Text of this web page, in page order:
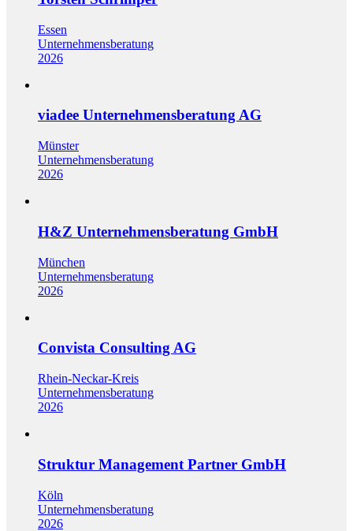
Essen
Unternehmensberatung
2026
viadee Unternehmensberatung AG
Münster
Unternehmensberatung
2026
H&Z Unternehmensberatung GmbH
München
Unternehmensberatung
2026
Convista Consulting AG
Rhein-Neckar-Kreis
Unternehmensberatung
2026
Struktur Management Partner GmbH
Köln
Unternehmensberatung
2026